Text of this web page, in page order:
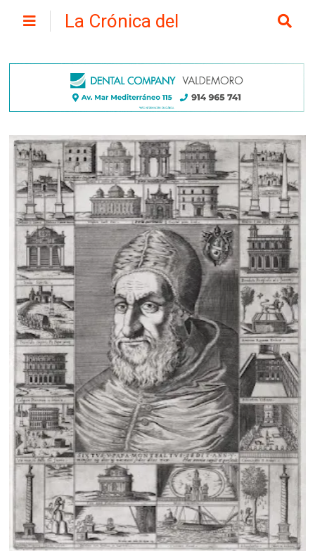
La Crónica del